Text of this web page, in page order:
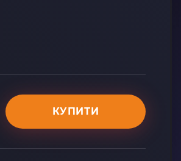
КУПИТИ